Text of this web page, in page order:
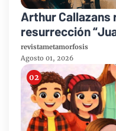
Arthur Callazans
resurrección
revistametamorfosis
Agosto 01, 2026